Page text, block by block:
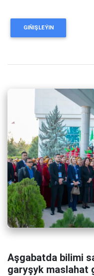
GIŇIŞLEÝIN
Aşgabatda bilimi
garyşyk maslahat